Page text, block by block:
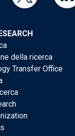
della ricerca
Transfer Office